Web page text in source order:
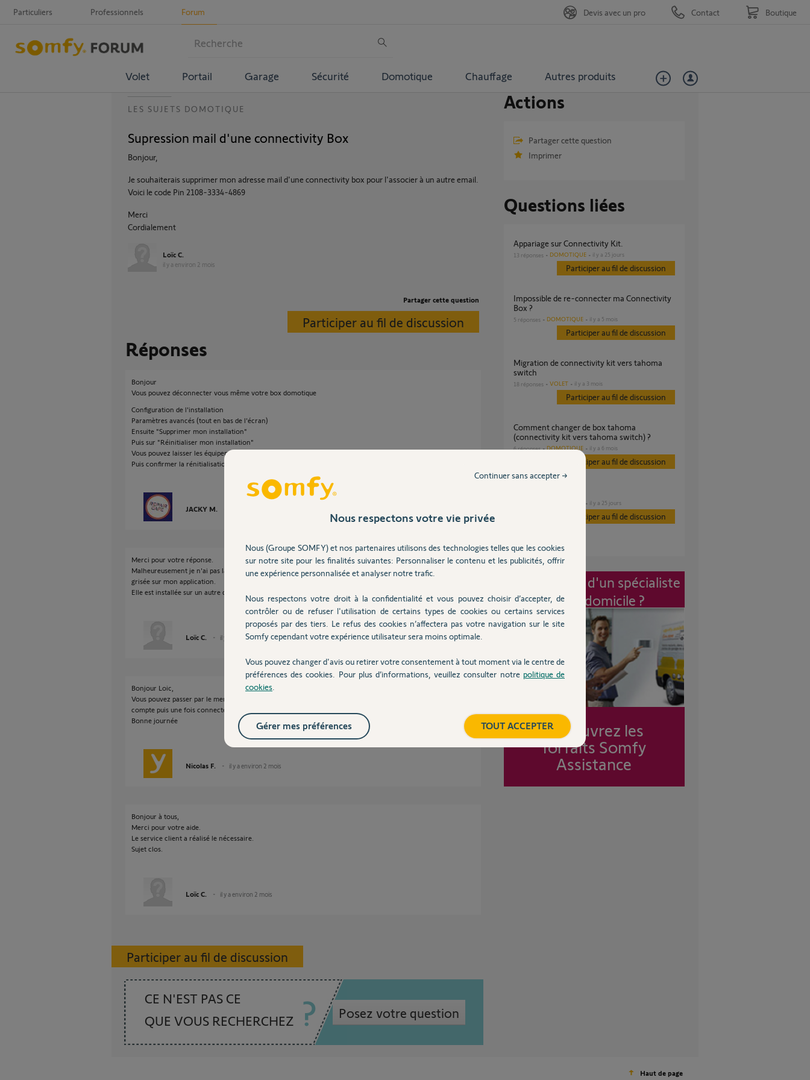
Particuliers Professionnels Forum
Volet Portail Garage Sécurité Domotique Chauffage Autres produits
Devis avec un pro Contact Boutique
LES SUJETS DOMOTIQUE
Supression mail d'une connectivity Box
Bonjour,
Je souhaiterais supprimer mon adresse mail d'une connectivity box pour l'associer à un autre email.
Voici le code Pin 2108-3334-4869
Merci
Cordialement
Loïc C.
il y a environ 2 mois
Partager cette question
Participer au fil de discussion
Réponses
Bonjour
Vous pouvez déconnecter vous même votre box domotique
Configuration de l'installation
Paramètres avancés (tout en bas de l'écran)
Ensuite "Supprimer mon installation"
Puis sur "Réinitialiser mon installation"
Vous pouvez laisser les équipements appairés en appuyant sur "Oui"
Puis confirmer la rénitialisation
JACKY M.
Merci pour votre réponse.
Malheureusement je n'ai pas la box sur mon réseau et l'option Paramètres avancés est
grisée sur mon application.
Elle est installée sur un autre domicile.
Loïc C. il y a environ 2 mois
Bonjour Loic,
Vous pouvez passer par le menu "gestion des utilisateur" pour ajouter votre nouveau
compte puis une fois connecter sur le nouveau compte supprimer l'ancien.
Bonne journée
Nicolas F. il y a environ 2 mois
Bonjour à tous,
Merci pour votre aide.
Le service client a réalisé le nécessaire.
Sujet clos.
Loïc C. il y a environ 2 mois
Participer au fil de discussion
CE N'EST PAS CE
QUE VOUS RECHERCHEZ
Posez votre question
Actions
Partager cette question
Imprimer
Questions liées
Appariage sur Connectivity Kit.
13 réponses DOMOTIQUE il y a 25 jours
Participer au fil de discussion
Impossible de re-connecter ma Connectivity
Box ?
5 réponses DOMOTIQUE il y a 5 mois
Participer au fil de discussion
migration de connectivity kit vers tahoma
switch
18 réponses VOLET il y a 3 mois
Participer au fil de discussion
Comment changer de box tahoma
(connectivity kit vers tahoma switch) ?
6réponses DOMOTIQUE il y a 6 mois
Participer au fil de discussion
il y a 25 jours
Participer au fil de discussion
Intervention d'un spécialiste
à mon domicile ?
Découvrez les
forfaits Somfy
Assistance
Haut de page
Nous respectons votre vie privée
Nous (Groupe SOMFY) et nos partenaires utilisons des technologies telles que les cookies
sur notre site pour les finalités suivantes: Personnaliser le contenu et les publicités, offrir
une expérience personnalisée et analyser notre trafic.
Nous respectons votre droit à la confidentialité et vous pouvez choisir d’accepter, de
contrôler ou de refuser l'utilisation de certains types de cookies ou certains services
proposés par des tiers. Le refus des cookies n’affectera pas votre navigation sur le site
Somfy cependant votre expérience utilisateur sera moins optimale.
Vous pouvez changer d'avis ou retirer votre consentement à tout moment via le centre de
préférences des cookies. Pour plus d’informations, veuillez consulter notre politique de
cookies
Continuer sans accepter →
TOUT ACCEPTER
Gérer mes préférences